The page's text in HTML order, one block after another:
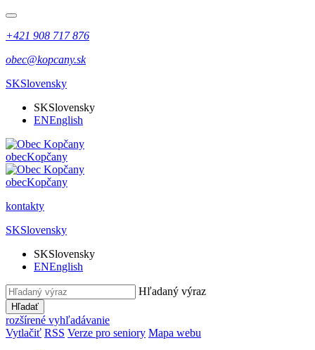
+421 908 717 876
obec@kopcany.sk
SKSlovensky
SKSlovensky
ENEnglish
obecKopčany
obecKopčany
kontakty
SKSlovensky
SKSlovensky
ENEnglish
Hľadaný výraz
Hľadať
rozšírené vyhľadávanie
Vytlačiť RSS Verze pro seniory Mapa webu